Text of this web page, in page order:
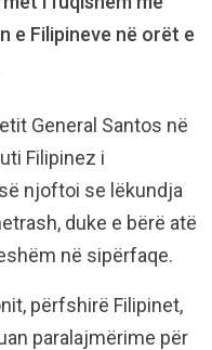
e Filipineve në orët e
General Santos në
Filipinez i
njoftoi se lëkundja
duke e bërë atë
në sipërfaqe.
përfshirë Filipinet,
paralajmërime për